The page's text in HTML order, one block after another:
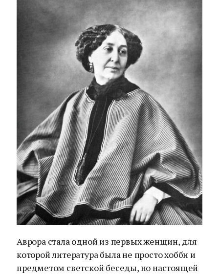
Аврора стала одной из первых женщин, для
которой литература была не просто хобби и
предметом светской беседы, но настоящей